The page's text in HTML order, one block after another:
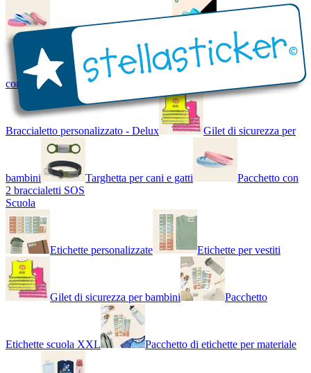
Braccialetto SOS - Bicolore Braccialetto SOS
con Nome - Luminoso
Braccialetto personalizzato - Delux Gilet di sicurezza per
bambini Targhetta per cani e gatti
Pacchetto con
2 braccialetti SOS
Scuola
Etichette personalizzate Etichette per vestiti
Gilet di sicurezza per bambini Pacchetto
Etichette scuola XXL Pacchetto di etichette per materiale